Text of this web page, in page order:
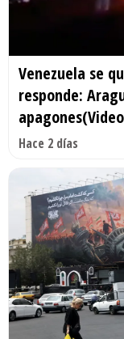
Venezuela se
responde:
Hace 2 días